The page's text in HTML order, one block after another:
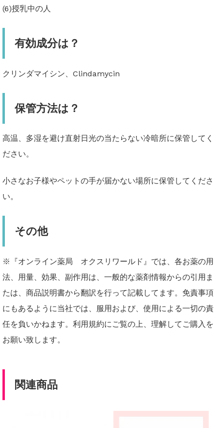
(6)授乳中の人
有効成分は？
クリンダマイシン、Clindamycin
保管方法は？
高温、多湿を避け直射日光の当たらない冷暗所に保管してく
ださい。
小さなお子様やペットの手が届かない場所に保管してくださ
い。
その他
※『オンライン薬局 オクスリワールド』では、各お薬の用
法、用量、効果、副作用は、一般的な薬剤情報からの引用ま
たは、商品説明書から翻訳を行って記載してます。免責事項
にもあるように当社では、服用および、使用による一切の責
任を負いかねます。利用規約にご覧の上、理解してご購入を
お願い致します。
関連商品